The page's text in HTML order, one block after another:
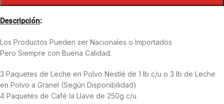
Descripción:
Los Productos Pueden ser Nacionales o Importados
Pero Siempre con Buena Calidad.
3 Paquetes de Leche en Polvo Nestlé de 1 lb c/u o 3 lb de Leche
en Polvo a Granel (Según Disponibilidad)
4 Paquetes de Café la Llave de 250g c/u